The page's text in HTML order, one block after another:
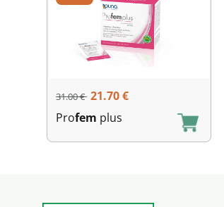
31.00€ 21.70€
Profem plus